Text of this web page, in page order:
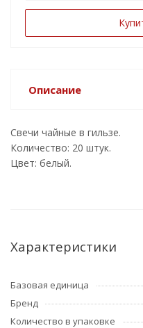
Описание
Свечи чайные в гильзе.
Количество: 20 штук.
Цвет: белый.
Характеристики
Базовая единица
Бренд
Количество в упаковке